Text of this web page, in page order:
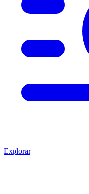
Explorar